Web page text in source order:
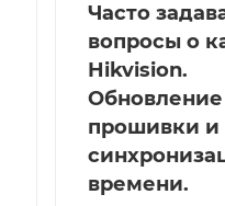
Часто
вопросы о
Hikvision.
Обновление
прошивки и
времени.